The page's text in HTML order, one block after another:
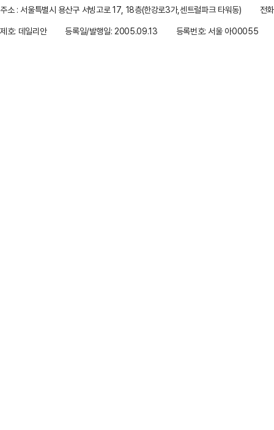
주소 : 서울특별시 용산구 서빙고로 17, 18층(한강로3가,센트럴파크 타워동)
전
제호: 데일리안
등록일/발행일: 2005.09.13 등록번호: 서울 아00055